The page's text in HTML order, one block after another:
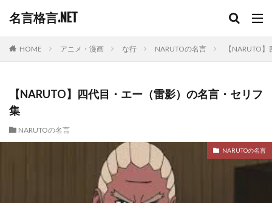
名言格言.NET
HOME アニメ・漫画 な行 NARUTOの名言 【NARUTO
【NARUTO】四代目・エー（雷影）の名言・セリフ
集
NARUTOの名言
NARUTOの名言